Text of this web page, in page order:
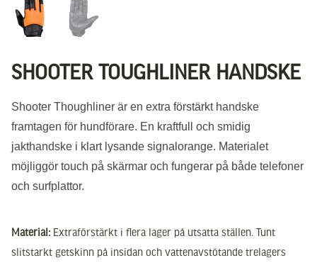
SHOOTER TOUGHLINER HANDSKE
Shooter Thoughliner är en extra förstärkt handske
framtagen för hundförare. En kraftfull och smidig
jakthandske i klart lysande signalorange. Materialet
möjliggör touch på skärmar och fungerar på både telefoner
och surfplattor.
Material: Extraförstärkt i flera lager på utsatta ställen. Tunt
slitstarkt getskinn på insidan och vattenavstötande trelagers